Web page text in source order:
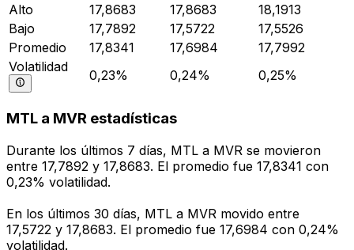
Alto
17,8683 17,8683
18,1913
Bajo
17,7892 17,5722
17,5526
Promedio
17,8341 17,6984
17,7992
Volatilidad
0,23% 0,24% 0,25%
MTL a MVR estadísticas
Durante los últimos 7 días, MTL a MVR se movieron
entre 17,7892 y 17,8683. El promedio fue 17,8341 con
0,23% volatilidad.
En los últimos 30 días, MTL a MVR movido entre
17,5722 y 17,8683. El promedio fue 17,6984 con 0,24%
volatilidad.